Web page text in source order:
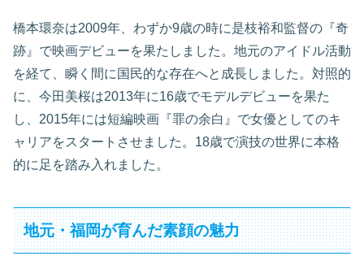
橋本環奈は2009年、わずか9歳の時に是枝裕和監督の『奇
跡』で映画デビューを果たしました。地元のアイドル活動
を経て、瞬く間に国民的な存在へと成長しました。対照的
に、今田美桜は2013年に16歳でモデルデビューを果た
し、2015年には短編映画『罪の余白』で女優としてのキ
ャリアをスタートさせました。18歳で演技の世界に本格
的に足を踏み入れました。
地元・福岡が育んだ素顔の魅力